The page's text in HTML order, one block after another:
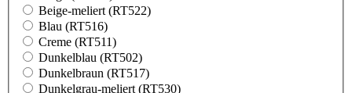
Beige-meliert (RT522)
Blau (RT516)
Creme (RT511)
Dunkelblau (RT502)
Dunkelbraun (RT517)
Dunkelgrau-meliert (RT530)